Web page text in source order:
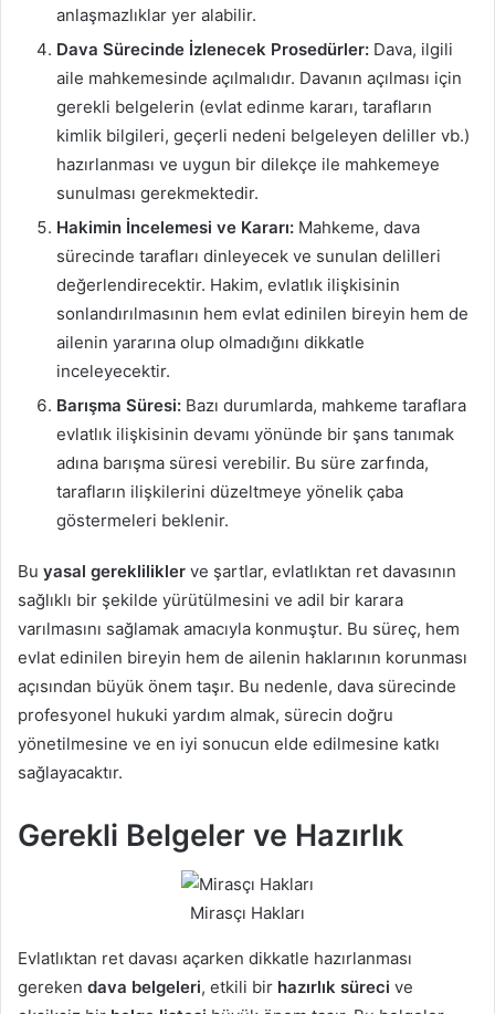
anlaşmazlıklar yer alabilir.
Dava Sürecinde İzlenecek Prosedürler: Dava, ilgili
aile mahkemesinde açılmalıdır. Davanın açılması için
gerekli belgelerin (evlat edinme kararı, tarafların
kimlik bilgileri, geçerli nedeni belgeleyen deliller vb.)
hazırlanması ve uygun bir dilekçe ile mahkemeye
sunulması gerekmektedir.
Hakimin İncelemesi ve Kararı: Mahkeme, dava
sürecinde tarafları dinleyecek ve sunulan delilleri
değerlendirecektir. Hakim, evlatlık ilişkisinin
sonlandırılmasının hem evlat edinilen bireyin hem de
ailenin yararına olup olmadığını dikkatle
inceleyecektir.
Barışma Süresi: Bazı durumlarda, mahkeme taraflara
evlatlık ilişkisinin devamı yönünde bir şans tanımak
adına barışma süresi verebilir. Bu süre zarfında,
tarafların ilişkilerini düzeltmeye yönelik çaba
göstermeleri beklenir.
Bu yasal gereklilikler ve şartlar, evlatlıktan ret davasının
sağlıklı bir şekilde yürütülmesini ve adil bir karara
varılmasını sağlamak amacıyla konmuştur. Bu süreç, hem
evlat edinilen bireyin hem de ailenin haklarının korunması
açısından büyük önem taşır. Bu nedenle, dava sürecinde
profesyonel hukuki yardım almak, sürecin doğru
yönetilmesine ve en iyi sonucun elde edilmesine katkı
sağlayacaktır.
Gerekli Belgeler ve Hazırlık
Mirasçı Hakları
Evlatlıktan ret davası açarken dikkatle hazırlanması
gereken dava belgeleri, etkili bir hazırlık süreci ve